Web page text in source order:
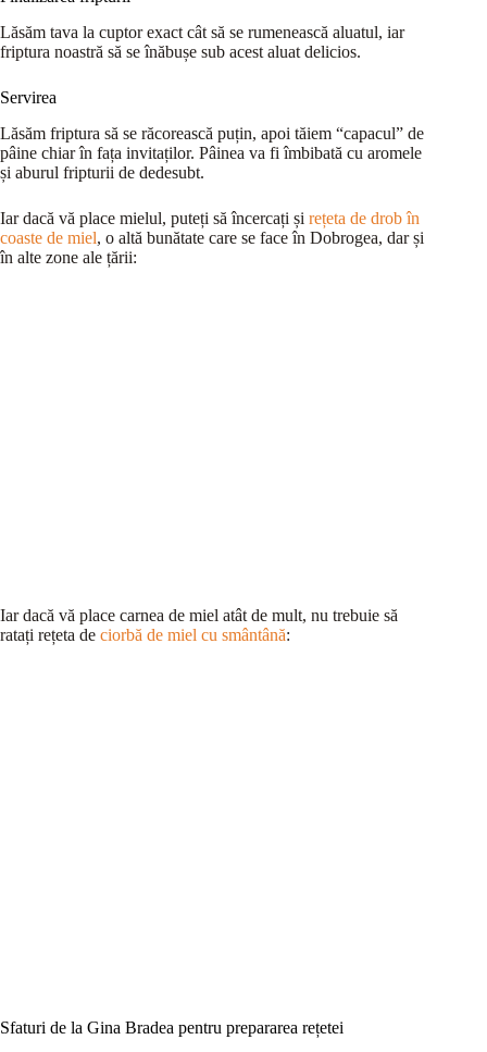
Lăsăm tava la cuptor exact cât să se rumenească aluatul, iar
friptura noastră să se înăbușe sub acest aluat delicios.
Servirea
Lăsăm friptura să se răcorească puțin, apoi tăiem “capacul” de
pâine chiar în fața invitaților. Pâinea va fi îmbibată cu aromele
și aburul fripturii de dedesubt.
Iar dacă vă place mielul, puteți să încercați și rețeta de drob în
coaste de miel, o altă bunătate care se face în Dobrogea, dar și
în alte zone ale țării:
Iar dacă vă place carnea de miel atât de mult, nu trebuie să
ratați rețeta de ciorbă de miel cu smântână:
Sfaturi de la Gina Bradea pentru prepararea rețetei